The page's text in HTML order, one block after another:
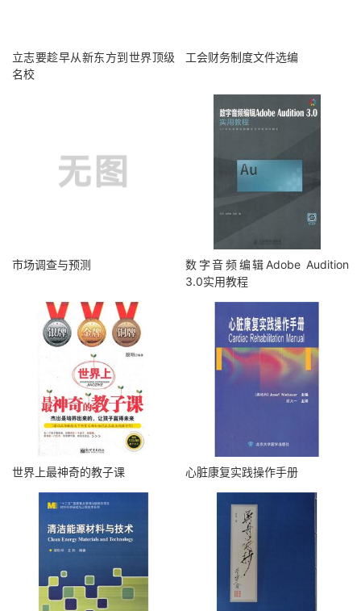
立志要趁早从新东方到世界顶级
名校
工会财务制度文件选编
市场调查与预测
数字音频编辑Adobe Audition
3.0实用教程
世界上最神奇的教子课 心脏康复实践操作手册